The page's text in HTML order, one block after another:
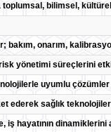
toplumsal, bilimsel,
bakım, onarım,
yönetimi süreçlerini
uyumlu çözümler
ederek sağlık
hayatının